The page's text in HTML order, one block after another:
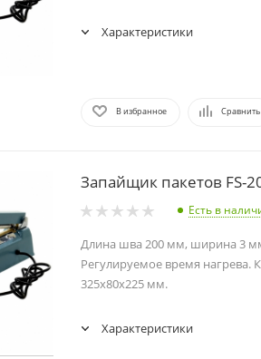
Характеристики
В избранное Сравнить
Запайщик пакетов FS-
Есть в
Длина шва 200 мм, ширина 3
Регулируемое время нагрева.
325x80x225 мм.
Характеристики